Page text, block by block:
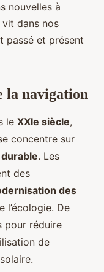
nouvelles à
dans nos
passé et présent
la navigation
le XXIe siècle,
concentre sur
. Les
des
des
l’écologie. De
pour réduire
de